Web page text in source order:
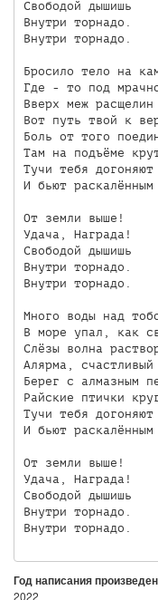
Свободой дышишь
Внутри торнадо.
Внутри торнадо.
Бросило тело на
Где - то под
Вверх меж
Вот путь твой к
Боль от того
Там на подъёме
Тучи тебя догоняют
И бьют раскалённым
От земли выше!
Удача, Награда!
Свободой дышишь
Внутри торнадо.
Внутри торнадо.
Много воды над
В море упал, как
Слёзы волна
Алярма, счастливый
Берег с алмазным
Райские птички
Тучи тебя догоняют
И бьют раскалённым
От земли выше!
Удача, Награда!
Свободой дышишь
Внутри торнадо.
Внутри торнадо.
Год написания
2022